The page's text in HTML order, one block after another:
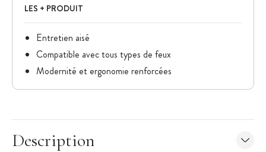
LES + PRODUIT
Entretien aisé
Compatible avec tous types de feux
Modernité et ergonomie renforcées
Description